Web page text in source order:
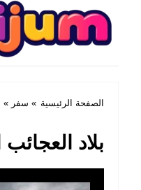
Mijum.com
الصفحة الرئيسية » سفر »
بلاد